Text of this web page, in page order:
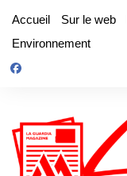
contenu
Accueil Sur le web
Environnement